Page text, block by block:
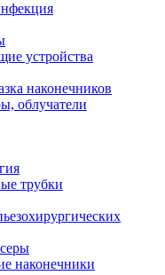
устройства
наконечников
облучатели
трубки
наконечники